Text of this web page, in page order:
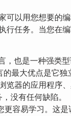
可以用您想要的
行任务。当您在
，也是一种强类
最大优点是它
览器的应用程序
没有任何缺陷。
容易学习。这